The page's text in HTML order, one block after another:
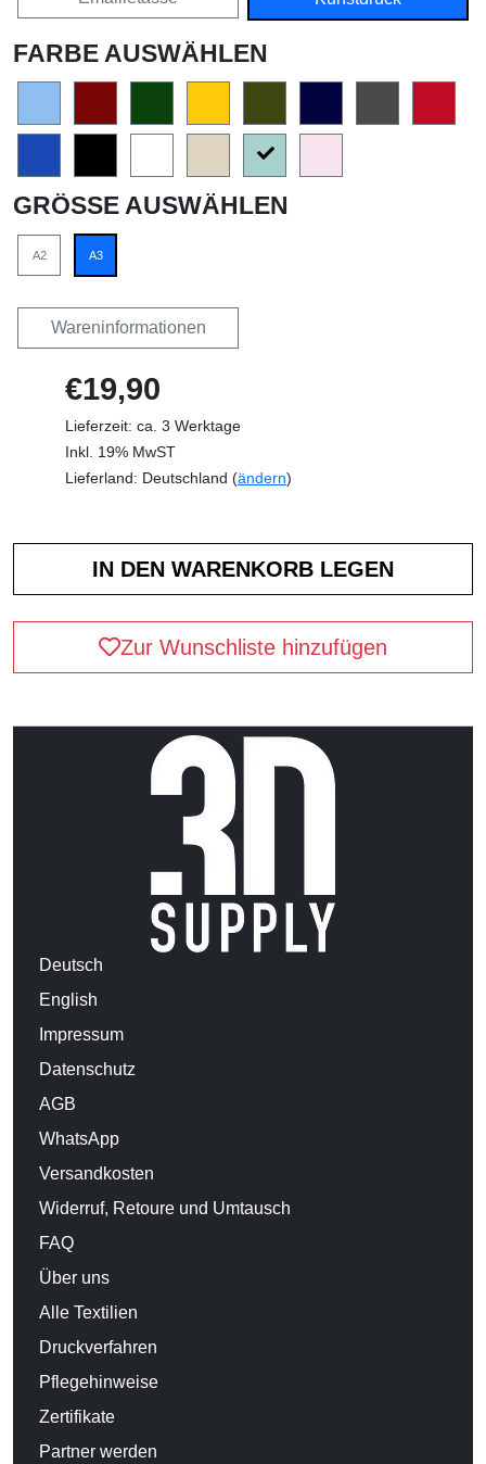
FARBE AUSWÄHLEN
GRÖSSE AUSWÄHLEN
A2 A3
Wareninformationen
€19,90
Lieferzeit: ca. 3 Werktage
Inkl. 19% MwST
Lieferland: Deutschland (ändern)
Zur Wunschliste hinzufügen
Deutsch
English
Impressum
Datenschutz
AGB
WhatsApp
Versandkosten
Widerruf, Retoure und Umtausch
FAQ
Über uns
Alle Textilien
Druckverfahren
Pflegehinweise
Zertifikate
Partner werden